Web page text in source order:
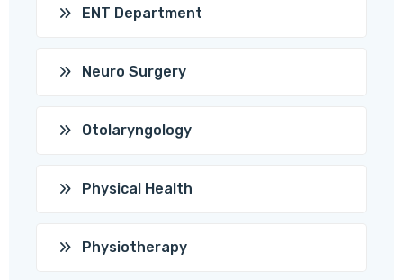
ENT Department
Neuro Surgery
Otolaryngology
Physical Health
Physiotherapy